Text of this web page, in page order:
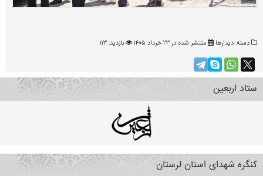
دسته:دیدارها منتشر شده در ۲۳ خرداد ۱۴۰۵ بازدید: ۱۱۳
ستاد اربعین
کنگره شهدای استان لرستان